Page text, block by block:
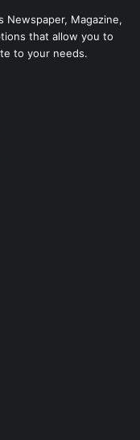
Newspaper, Magazine,
that allow you to
to your needs.